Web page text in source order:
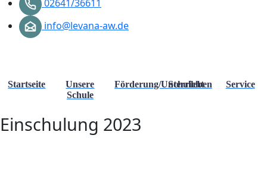
02641/36611
info@levana-aw.de
Startseite
Unsere
Schule
Förderung/Unterricht
Schulleben Service
Einschulung 2023